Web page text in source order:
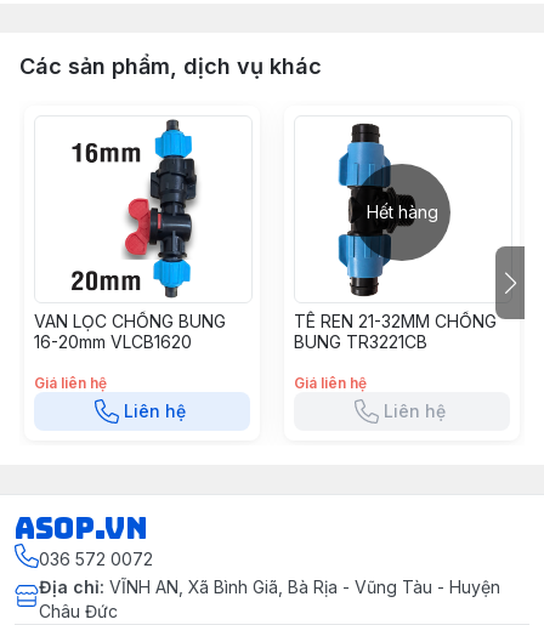
Các sản phẩm, dịch vụ khác
VAN LỌC CHỐNG BUNG
16-20mm VLCB1620
Giá liên hệ
Liên hệ
Hết hàng
TÊ REN 21-32MM CHỐNG
BUNG TR3221CB
Giá liên hệ
Liên hệ
asop.vn
036 572 0072
Địa chỉ: VĨNH AN, Xã Bình Giã, Bà Rịa - Vũng Tàu - Huyện
Châu Đức